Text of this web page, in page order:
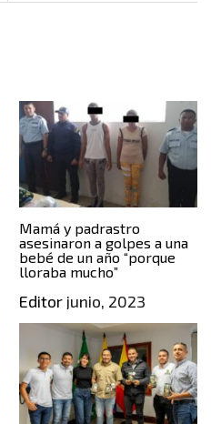
Mamá y padrastro
asesinaron a golpes a una
bebé de un año “porque
lloraba mucho”
Editorjunio, 2023